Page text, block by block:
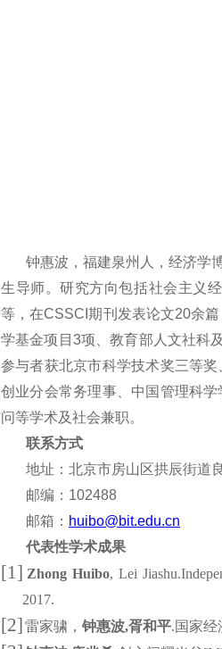
钟惠波 ， 福建泉州 人， 经济学
生导师。研究方向包括社会主义
等，在CSSCI期刊发表论文20余篇
学基金项目3项、教育部人文社科
参与者获北京市科学技术奖三等
创业分会常务理事、中国管理科学
问等学术及社会兼职。
联系方式
地址： 北京市房山区拱辰街道
邮编：102488
邮箱： huibo@bit.edu.cn
代表性学术成果
[1] Zhong Huibo, Lei
2017.
[2]雷家骕， 钟惠波,胥和平.国家经